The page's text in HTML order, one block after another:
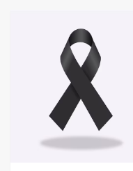
en la
joven de
Los
La
entre